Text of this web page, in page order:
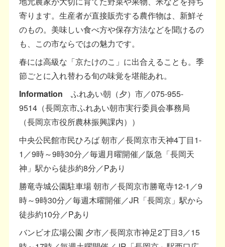
寄ります。生産者が直接販売する農作物は、新鮮そ
のもの。美味しい食べ方や保存方法などを聞けるの
も、この市ならではの魅力です。
春には高級な「京たけのこ」に出合えることも。季
節ごとに入れ替わる旬の味覚を堪能あれ。
Information ふれあい朝（夕）市／075-955-
9514（長岡京市ふれあい朝市実行委員会事務局
（長岡京市役所農林振興課内））
中央公民館市民ひろば 朝市／長岡京市天神4丁目1-
1／9時～9時30分／毎週月曜開催／阪急「長岡天
神」駅から徒歩約8分／Pあり
勝竜寺城公園駐車場 朝市／長岡京市勝竜寺12-1／9
時～9時30分／毎週木曜開催／JR「長岡京」駅から
徒歩約10分／Pあり
バンビオ広場公園 夕市／長岡京市神足2丁目3／15